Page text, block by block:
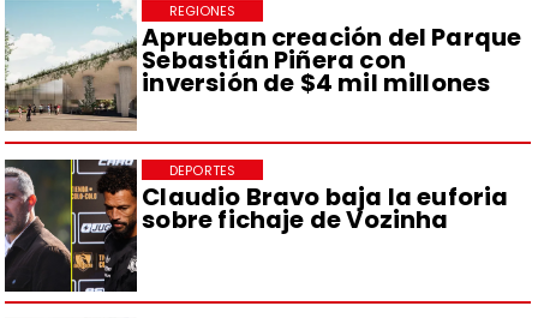
Aprueban creación del Parque
Sebastián Piñera con
inversión de $4 mil millones
REGIONES
Claudio Bravo baja la euforia
sobre fichaje de Vozinha
DEPORTES